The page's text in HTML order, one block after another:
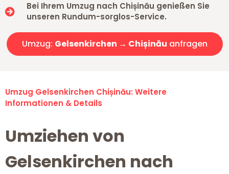
Bei Ihrem Umzug nach Chișinău genießen Sie
unseren Rundum-sorglos-Service.
Umzug: Gelsenkirchen → Chișinău anfragen
Umzug Gelsenkirchen Chișinău: Weitere
Informationen & Details
Umziehen von
Gelsenkirchen nach